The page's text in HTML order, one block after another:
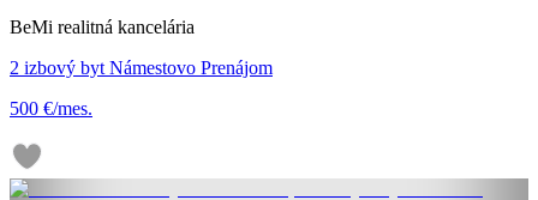
BeMi realitná kancelária
2 izbový byt Námestovo Prenájom
500 €/mes.